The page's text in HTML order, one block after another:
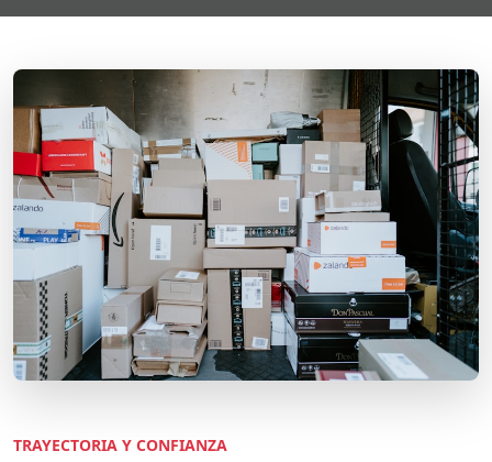
TRAYECTORIA Y CONFIANZA